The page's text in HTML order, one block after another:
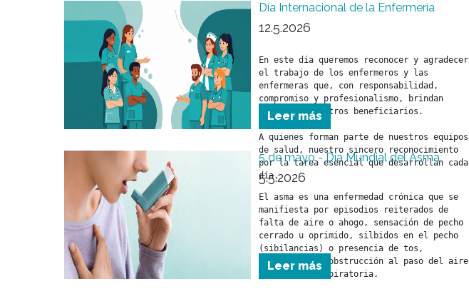
Día Internacional de la Enfermería
12.5.2026
En este día queremos reconocer y agradecer
el trabajo de los enfermeros y las
enfermeras que, con responsabilidad,
compromiso y profesionalismo, brindan
cuidado a nuestros beneficiarios.
A quienes forman parte de nuestros equipos
de salud, nuestro sincero reconocimiento
por la tarea esencial que desarrollan cada
día.
Leer más
5 de mayo - Día Mundial del Asma
5.5.2026
El asma es una enfermedad crónica que se
manifiesta por episodios reiterados de
falta de aire o ahogo, sensación de pecho
cerrado u oprimido, silbidos en el pecho
(sibilancias) o presencia de tos,
asociados con obstrucción al paso del aire
por la vía respiratoria.
Leer más